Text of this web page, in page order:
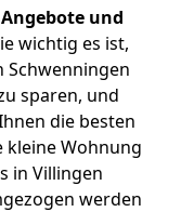
und
wichtig es ist,
Schwenningen
sparen, und
die besten
kleine Wohnung
in Villingen
werden